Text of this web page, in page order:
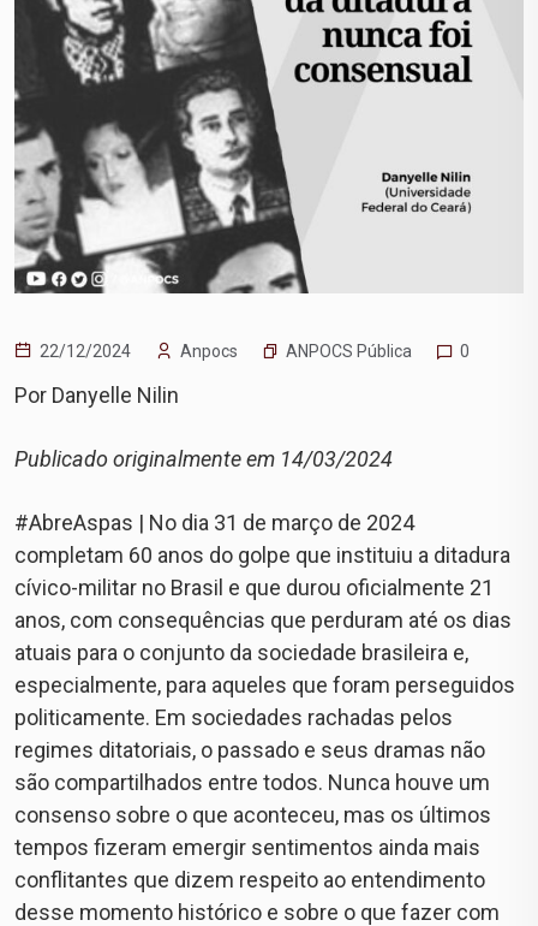
22/12/2024 Anpocs ANPOCS Pública 0
Por Danyelle Nilin
Publicado originalmente em 14/03/2024
#AbreAspas | No dia 31 de março de 2024
completam 60 anos do golpe que instituiu a ditadura
cívico-militar no Brasil e que durou oficialmente 21
anos, com consequências que perduram até os dias
atuais para o conjunto da sociedade brasileira e,
especialmente, para aqueles que foram perseguidos
politicamente. Em sociedades rachadas pelos
regimes ditatoriais, o passado e seus dramas não
são compartilhados entre todos. Nunca houve um
consenso sobre o que aconteceu, mas os últimos
tempos fizeram emergir sentimentos ainda mais
conflitantes que dizem respeito ao entendimento
desse momento histórico e sobre o que fazer com